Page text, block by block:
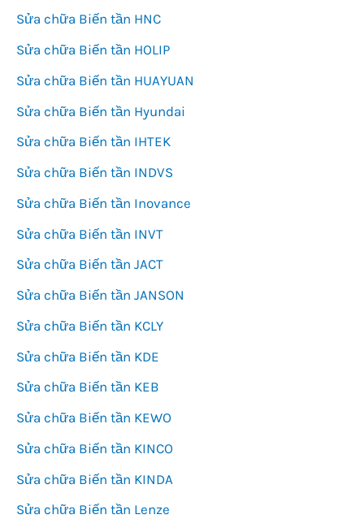
Sửa chữa Biến tần HNC
Sửa chữa Biến tần HOLIP
Sửa chữa Biến tần HUAYUAN
Sửa chữa Biến tần Hyundai
Sửa chữa Biến tần IHTEK
Sửa chữa Biến tần INDVS
Sửa chữa Biến tần Inovance
Sửa chữa Biến tần INVT
Sửa chữa Biến tần JACT
Sửa chữa Biến tần JANSON
Sửa chữa Biến tần KCLY
Sửa chữa Biến tần KDE
Sửa chữa Biến tần KEB
Sửa chữa Biến tần KEWO
Sửa chữa Biến tần KINCO
Sửa chữa Biến tần KINDA
Sửa chữa Biến tần Lenze